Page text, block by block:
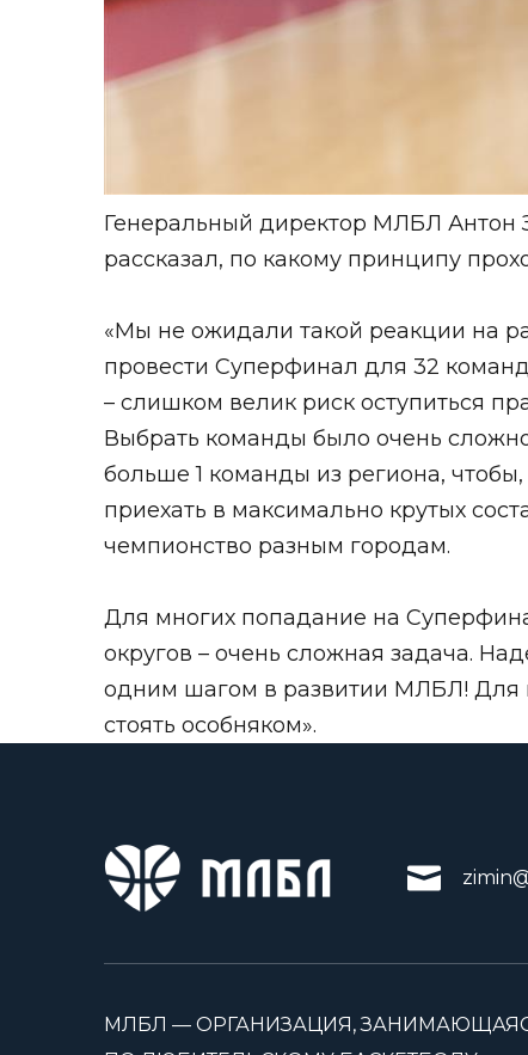
Генеральный директор МЛБЛ Антон
рассказал, по какому принципу
«Мы не ожидали такой реакции на
провести Суперфинал для 32
– слишком велик риск оступиться
Выбрать команды было очень
больше 1 команды из региона,
приехать в максимально крутых
чемпионство разным городам.
Для многих попадание на
округов – очень сложная задача.
одним шагом в развитии МЛБЛ! Для
стоять особняком».
МЛБЛ — ОРГАНИЗАЦИЯ,